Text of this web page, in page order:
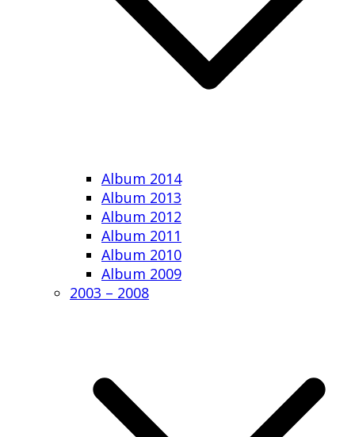
Album 2014
Album 2013
Album 2012
Album 2011
Album 2010
Album 2009
2003 – 2008